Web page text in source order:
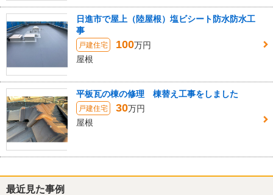
日進市で屋上（陸屋根）塩ビシート防水防水工
事
戸建住宅 100万円
屋根
平板瓦の棟の修理 棟替え工事をしました
戸建住宅 30万円
屋根
最近見た事例